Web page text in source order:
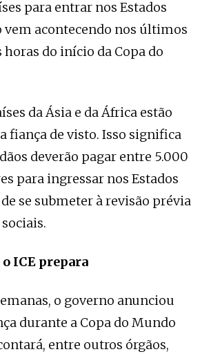
para entrar nos Estados
vem acontecendo nos últimos
horas do início da Copa do
da Ásia e da África estão
fiança de visto. Isso significa
deverão pagar entre 5.000
para ingressar nos Estados
se submeter à revisão prévia
o ICE prepara
o governo anunciou
durante a Copa do Mundo
entre outros órgãos,